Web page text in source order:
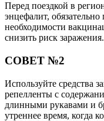
Перед поездкой в
энцефалит,
необходимости
снизить риск заражения.
СОВЕТ №2
Используйте средства
репелленты с
длинными рукавами и
утреннее время, когда